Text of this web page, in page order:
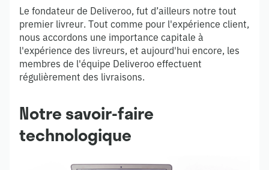
Le fondateur de Deliveroo, fut d’ailleurs notre tout
premier livreur. Tout comme pour l'expérience client,
nous accordons une importance capitale à
l'expérience des livreurs, et aujourd'hui encore, les
membres de l'équipe Deliveroo effectuent
régulièrement des livraisons.
Notre savoir-faire
technologique